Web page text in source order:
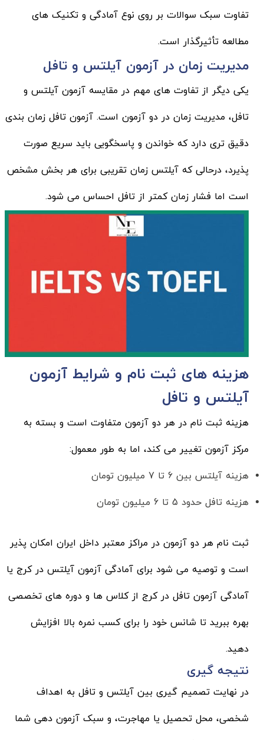
تفاوت سبک سوالات بر روی نوع آمادگی و تکنیک های
مطالعه تأثیرگذار است.
مدیریت زمان در آزمون آیلتس و تافل
یکی دیگر از تفاوت های مهم در مقایسه آزمون آیلتس و
تافل، مدیریت زمان در دو آزمون است. آزمون تافل زمان بندی
دقیق تری دارد که خواندن و پاسخگویی باید سریع صورت
پذیرد، درحالی که آیلتس زمان تقریبی برای هر بخش مشخص
است اما فشار زمان کمتر از تافل احساس می شود.
هزینه های ثبت نام و شرایط آزمون
آیلتس و تافل
هزینه ثبت نام در هر دو آزمون متفاوت است و بسته به
مرکز آزمون تغییر می کند، اما به طور معمول:
هزینه آیلتس بین 6 تا 7 میلیون تومان
هزینه تافل حدود 5 تا 6 میلیون تومان
ثبت نام هر دو آزمون در مراکز معتبر داخل ایران امکان پذیر
است و توصیه می شود برای آمادگی آزمون آیلتس در کرج یا
آمادگی آزمون تافل در کرج از کلاس ها و دوره های تخصصی
بهره ببرید تا شانس خود را برای کسب نمره بالا افزایش
دهید.
نتیجه گیری
در نهایت تصمیم گیری بین آیلتس و تافل به اهداف
شخصی، محل تحصیل یا مهاجرت، و سبک آزمون دهی شما